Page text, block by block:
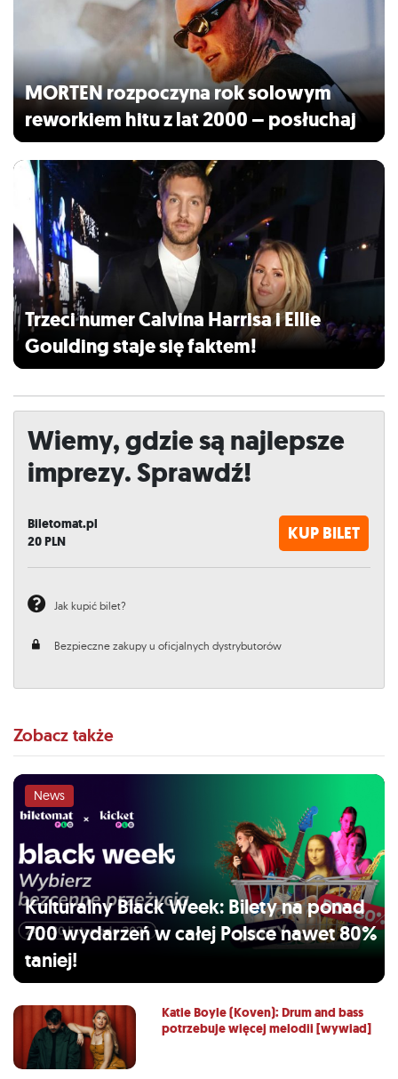
MORTEN rozpoczyna rok solowym
reworkiem hitu z lat 2000 – posłuchaj
Trzeci numer Calvina Harrisa i Ellie
Goulding staje się faktem!
Wiemy, gdzie są najlepsze
imprezy. Sprawdź!
Biletomat.pl
20PLN KUP BILET
Jak kupić bilet?
Bezpieczne zakupy u oficjalnych dystrybutorów
Zobacz także
Kulturalny Black Week: Bilety na ponad
700 wydarzeń w całej Polsce nawet 80%
taniej!
News
Katie Boyle (Koven): Drum and bass
potrzebuje więcej melodii [wywiad]